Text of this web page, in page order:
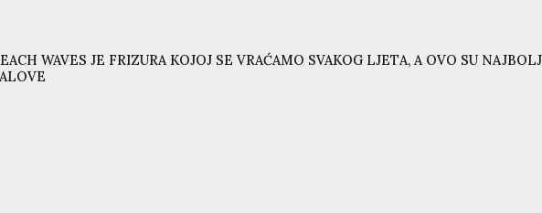
WAVES JE FRIZURA KOJOJ SE VRAĆAMO SVAKOG LJETA, A OVO SU